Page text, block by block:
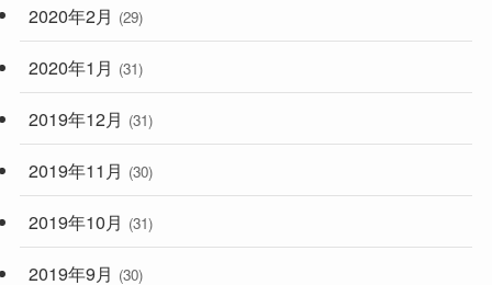
2020年2月 (29)
2020年1月 (31)
2019年12月 (31)
2019年11月 (30)
2019年10月 (31)
2019年9月 (30)